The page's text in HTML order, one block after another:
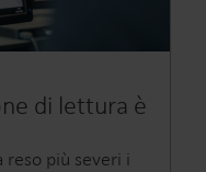
di lettura è
reso più severi i